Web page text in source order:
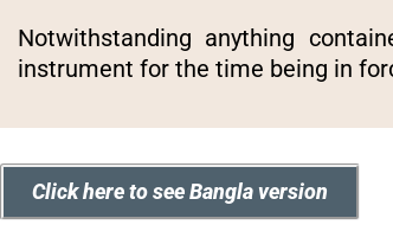
Notwithstanding anything
instrument for the time being in
Click here to see Bangla version